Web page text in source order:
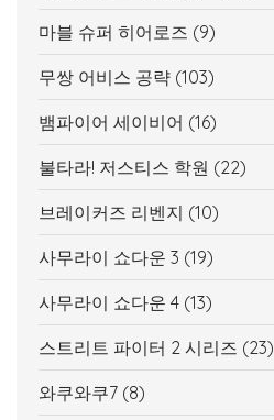
마블 슈퍼 히어로즈 (9)
무쌍 어비스 공략 (103)
뱀파이어 세이비어 (16)
불타라! 저스티스 학원 (22)
브레이커즈 리벤지 (10)
사무라이 쇼다운 3 (19)
사무라이 쇼다운 4 (13)
스트리트 파이터 2 시리즈 (23)
와쿠와쿠7 (8)